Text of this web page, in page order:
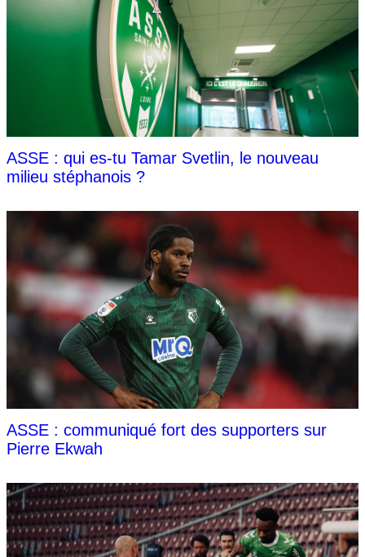
ASSE : qui es-tu Tamar Svetlin, le nouveau
milieu stéphanois ?
ASSE : communiqué fort des supporters sur
Pierre Ekwah